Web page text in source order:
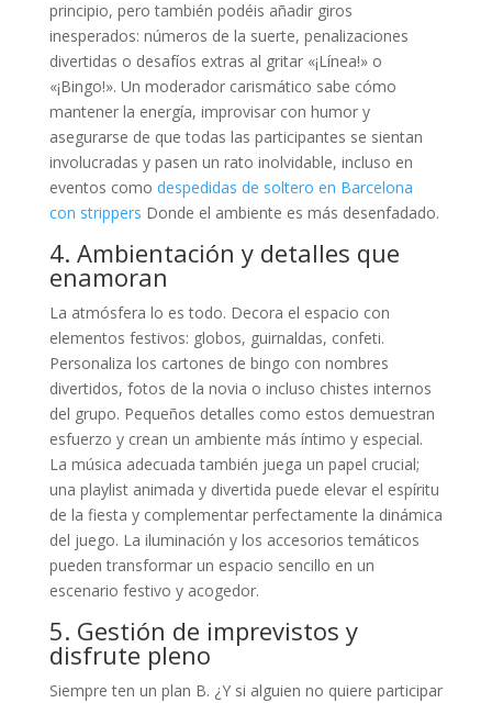
principio, pero también podéis añadir giros
inesperados: números de la suerte, penalizaciones
divertidas o desafíos extras al gritar «¡Línea!» o
«¡Bingo!». Un moderador carismático sabe cómo
mantener la energía, improvisar con humor y
asegurarse de que todas las participantes se sientan
involucradas y pasen un rato inolvidable, incluso en
eventos como despedidas de soltero en Barcelona
con strippers Donde el ambiente es más desenfadado.
4. Ambientación y detalles que
enamoran
La atmósfera lo es todo. Decora el espacio con
elementos festivos: globos, guirnaldas, confeti.
Personaliza los cartones de bingo con nombres
divertidos, fotos de la novia o incluso chistes internos
del grupo. Pequeños detalles como estos demuestran
esfuerzo y crean un ambiente más íntimo y especial.
La música adecuada también juega un papel crucial;
una playlist animada y divertida puede elevar el espíritu
de la fiesta y complementar perfectamente la dinámica
del juego. La iluminación y los accesorios temáticos
pueden transformar un espacio sencillo en un
escenario festivo y acogedor.
5. Gestión de imprevistos y
disfrute pleno
Siempre ten un plan B. ¿Y si alguien no quiere participar